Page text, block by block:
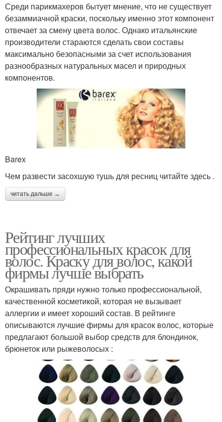
Среди парикмахеров бытует мнение, что не существует
безаммиачной краски, поскольку именно этот компонент
отвечает за смену цвета волос. Однако итальянские
производители стараются сделать свои составы
максимально безопасными за счет использования
разнообразных натуральных масел и природных
компонентов.
Barex
Чем развести засохшую тушь для ресниц читайте здесь .
читать дальше →
Рейтинг лучших
профессиональных красок для
волос. Краску для волос, какой
фирмы лучше выбрать
Окрашивать пряди нужно только профессиональной,
качественной косметикой, которая не вызывает
аллергии и имеет хороший состав. В рейтинге
описываются лучшие фирмы для красок волос, которые
предлагают большой выбор средств для блондинок,
брюнеток или рыжеволосых :